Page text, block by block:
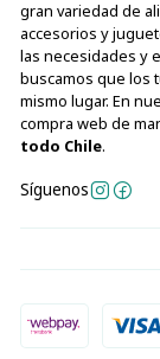
gran variedad de
accesorios y
las necesidades y
buscamos que los
mismo lugar. En
compra web de
todo Chile.
Síguenos